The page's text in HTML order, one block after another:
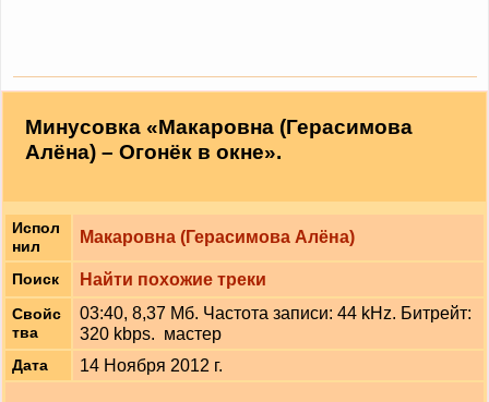
Минусовка «Макаровна (Герасимова
Алёна) – Огонёк в окне».
Испол
нил
Макаровна (Герасимова Алёна)
Поиск Найти похожие треки
Свойс
тва
03:40, 8,37 Мб. Частота записи: 44 kHz. Битрейт:
320 kbps. мастер
Дата 14 Ноября 2012 г.